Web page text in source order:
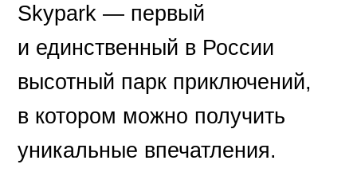
Skypark — первый
и единственный в России
высотный парк приключений,
в котором можно получить
уникальные впечатления.